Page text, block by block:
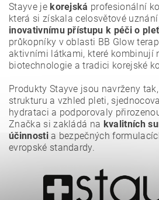
Stayve jekorejská profesionální
která si získala celosvětové
inovativnímu přístupu k péči o
průkopníky v oblasti BB Glow
aktivními látkami, které kombinují
biotechnologie a tradici korejské
Produkty Stayve jsou navrženy
strukturu a vzhled pleti,
hydrataci a podporovaly
Značka si zakládá na kvalitních
účinnostia bezpečných
evropské standardy.